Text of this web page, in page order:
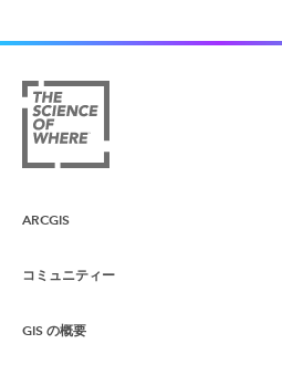
ARCGIS
ArcGIS の概要
マッピング
コミュニティー
Esri Community
GIS の概要